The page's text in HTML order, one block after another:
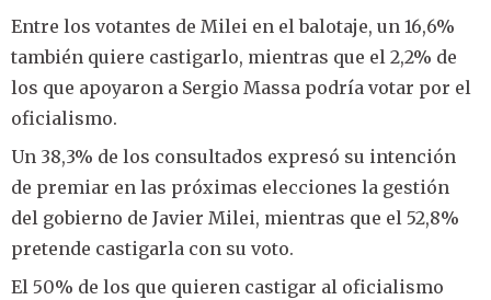
Entre los votantes de Milei en el balotaje, un 16,6%
también quiere castigarlo, mientras que el 2,2% de
los que apoyaron a Sergio Massa podría votar por el
oficialismo.
Un 38,3% de los consultados expresó su intención
de premiar en las próximas elecciones la gestión
del gobierno de Javier Milei, mientras que el 52,8%
pretende castigarla con su voto.
El 50% de los que quieren castigar al oficialismo